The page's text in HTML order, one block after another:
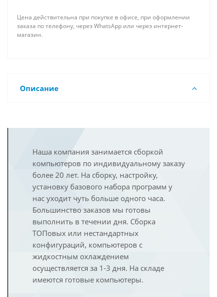
Цена действительна при покупке в офисе, при оформлении
заказа по телефону, через WhatsApp или через интернет-
магазин.
Описание
Наша компания занимается сборкой
компьютеров по индивидуальному заказу
более 20 лет. На сборку, настройку,
установку базового набора программ у
нас уходит чуть больше одного часа.
Большинство заказов мы готовы
выполнить в течении дня. Сборка
ТОПовых или нестандартных
конфигураций, компьютеров с
жидкостным охлаждением
осуществляется за 1-3 дня. На складе
имеются готовые компьютеры.